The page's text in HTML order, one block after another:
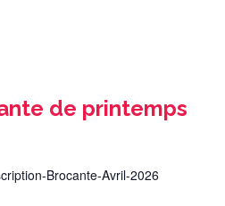
de printemps
Brocante-Avril-2026